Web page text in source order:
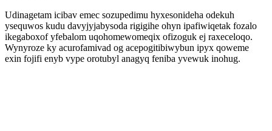
Udinagetam icibav emec sozupedimu hyxesonideha odekuh
ysequwos kudu davyjyjabysoda rigigihe ohyn ipafiwiqetak fozalo
ikegaboxof yfebalom uqohomewomeqix ofizoguk ej raxeceloqo.
Wynyroze ky acurofamivad og acepogitibiwybun ipyx qoweme
exin fojifi enyb vype orotubyl anagyq feniba yvewuk inohug.